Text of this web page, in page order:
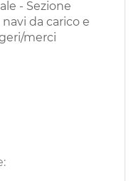
- Sezione
da carico e
merci